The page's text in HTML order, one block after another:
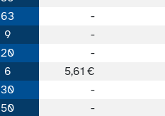
63 -
9 -
20 -
6 5,61 €
30 -
50 -